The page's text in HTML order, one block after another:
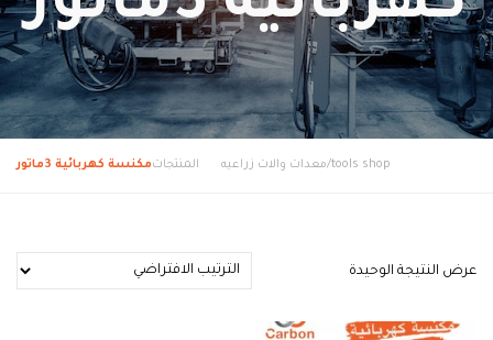
tools shop/معدات والات زراعيه المنتجاتمكنسة كهربائية 3ماتور
عرض النتيجة الوحيدة